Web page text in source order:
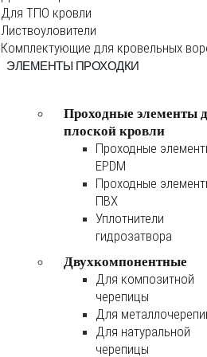
Для ТПО кровли
Листвоуловители
Комплектующие для кровельных
ЭЛЕМЕНТЫ ПРОХОДКИ
Проходные элементы
плоской кровли
Проходные
EPDM
Проходные
ПВХ
Уплотнители
гидрозатвора
Двухкомпонентные
Для композитной
черепицы
Для
Для натуральной
черепицы